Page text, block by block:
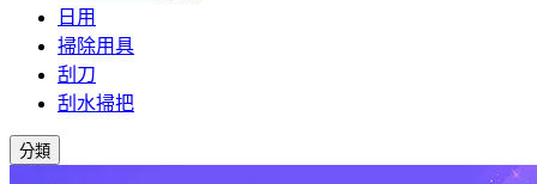
日用
掃除用具
刮刀
刮水掃把
分類